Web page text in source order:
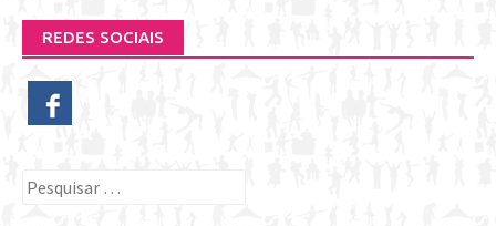
REDES SOCIAIS
Pesquisar